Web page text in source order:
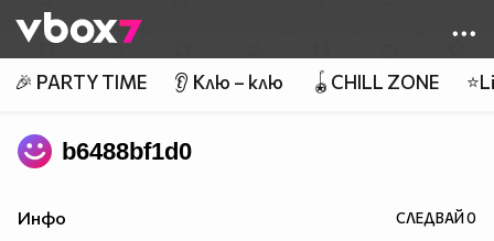
👾
🎉 PARTY TIME 👂 Клю – клю 🪀CHILL ZONE
b6488bf1d0
Инфо СЛЕДВАЙ0